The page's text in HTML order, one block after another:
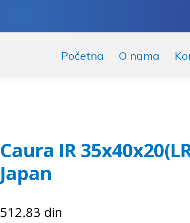
Početna O nama
Caura IR
Japan
512.83 din